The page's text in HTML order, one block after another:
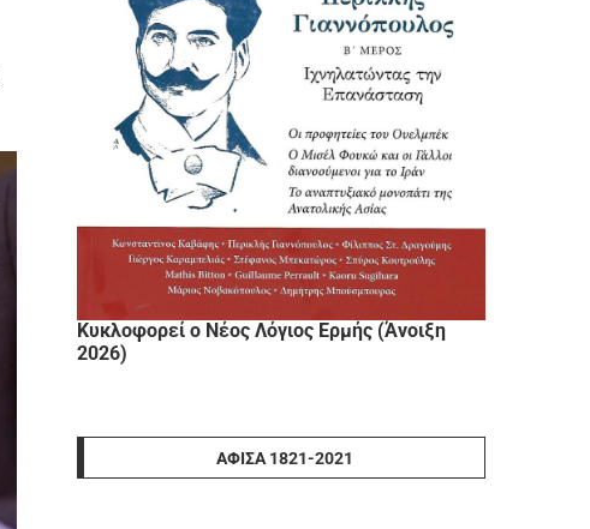
Κυκλοφορεί ο Νέος Λόγιος Ερμής (Άνοιξη
2026)
ΑΦΊΣΑ 1821-2021